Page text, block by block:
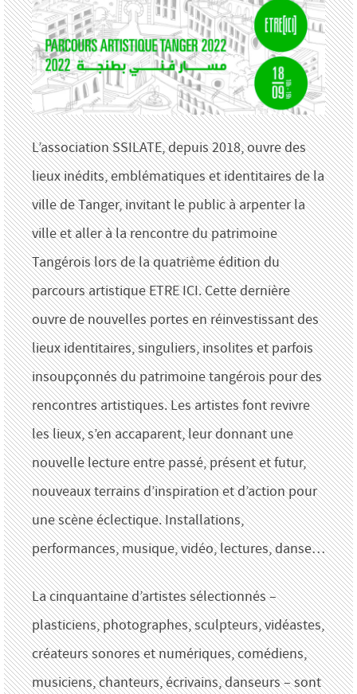
L’association SSILATE, depuis 2018, ouvre des
lieux inédits, emblématiques et identitaires de la
ville de Tanger, invitant le public à arpenter la
ville et aller à la rencontre du patrimoine
Tangérois lors de la quatrième édition du
parcours artistique ETRE ICI. Cette dernière
ouvre de nouvelles portes en réinvestissant des
lieux identitaires, singuliers, insolites et parfois
insoupçonnés du patrimoine tangérois pour des
rencontres artistiques. Les artistes font revivre
les lieux, s’en accaparent, leur donnant une
nouvelle lecture entre passé, présent et futur,
nouveaux terrains d’inspiration et d’action pour
une scène éclectique. Installations,
performances, musique, vidéo, lectures, danse…
La cinquantaine d’artistes sélectionnés –
plasticiens, photographes, sculpteurs, vidéastes,
créateurs sonores et numériques, comédiens,
musiciens, chanteurs, écrivains, danseurs – sont